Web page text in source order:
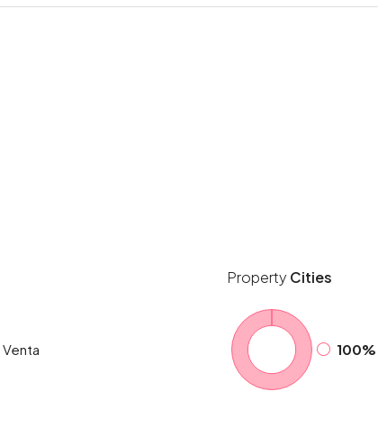
Venta
Property Cities
100%